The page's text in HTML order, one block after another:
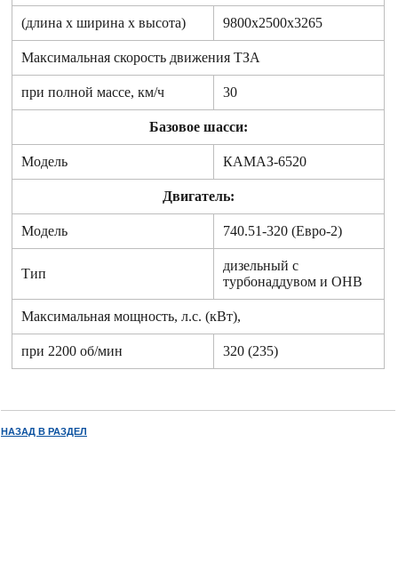
(длина x ширина x высота) 9800x2500x3265
Максимальная скорость движения ТЗА
при полной массе, км/ч 30
Базовое шасси:
Модель КАМАЗ-6520
Двигатель:
Модель 740.51-320 (Евро-2)
Тип
дизельный с
турбонаддувом и ОНВ
Максимальная мощность, л.с. (кВт),
при 2200 об/мин 320 (235)
НАЗАД В РАЗДЕЛ